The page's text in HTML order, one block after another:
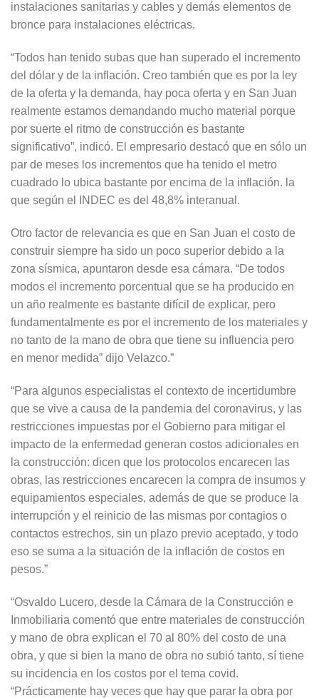
instalaciones sanitarias y cables y demás elementos de
bronce para instalaciones eléctricas.
“Todos han tenido subas que han superado el incremento
del dólar y de la inflación. Creo también que es por la ley
de la oferta y la demanda, hay poca oferta y en San Juan
realmente estamos demandando mucho material porque
por suerte el ritmo de construcción es bastante
significativo”, indicó. El empresario destacó que en sólo un
par de meses los incrementos que ha tenido el metro
cuadrado lo ubica bastante por encima de la inflación. la
que según el INDEC es del 48,8% interanual.
Otro factor de relevancia es que en San Juan el costo de
construir siempre ha sido un poco superior debido a la
zona sísmica, apuntaron desde esa cámara. “De todos
modos el incremento porcentual que se ha producido en
un año realmente es bastante difícil de explicar, pero
fundamentalmente es por el incremento de los materiales y
no tanto de la mano de obra que tiene su influencia pero
en menor medida” dijo Velazco.”
“Para algunos especialistas el contexto de incertidumbre
que se vive a causa de la pandemia del coronavirus, y las
restricciones impuestas por el Gobierno para mitigar el
impacto de la enfermedad generan costos adicionales en
la construcción: dicen que los protocolos encarecen las
obras, las restricciones encarecen la compra de insumos y
equipamientos especiales, además de que se produce la
interrupción y el reinicio de las mismas por contagios o
contactos estrechos, sin un plazo previo aceptado, y todo
eso se suma a la situación de la inflación de costos en
pesos.”
“Osvaldo Lucero, desde la Cámara de la Construcción e
Inmobiliaria comentó que entre materiales de construcción
y mano de obra explican el 70 al 80% del costo de una
obra, y que si bien la mano de obra no subió tanto, sí tiene
su incidencia en los costos por el tema covid.
“Prácticamente hay veces que hay que parar la obra por